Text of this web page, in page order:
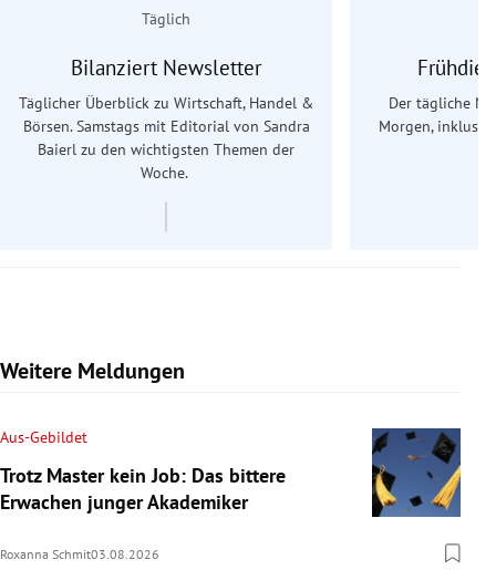
Täglich
Bilanziert Newsletter
Täglicher Überblick zu Wirtschaft, Handel &
Börsen. Samstags mit Editorial von Sandra
Baierl zu den wichtigsten Themen der
Woche.
Der tägliche
Morgen,
Weitere Meldungen
Aus-Gebildet
Trotz Master kein Job: Das bittere
Erwachen junger Akademiker
Roxanna Schmit03.08.2026